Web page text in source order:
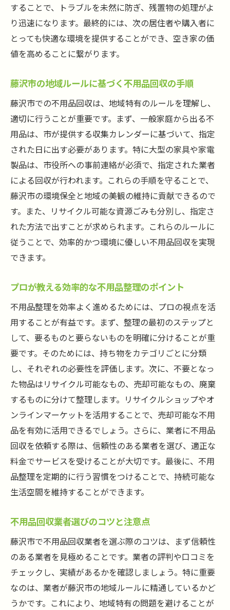
手際よく不用品を片付けるための準備
藤沢市特有の不用品回収サービスを理解す
る
不用品回収をより効率的にする計画
業者選びにおける藤沢市のポイント
不用品回収を通じて地域貢献する方法
片付け後の清掃と維持管理のコツ
藤沢市の地域ルールに従った不用品回収で快適
な生活空間を手に入れる
藤沢市の不用品回収ルールを詳しく解説
地域のルールを遵守するための注意点
快適な生活空間を作るためのステップ
不用品回収後のスペース活用法
地域ルールに基づく安全な不用品処理
で残置物問題を解決する
空き家売買で起こる残置物の問題とは
不用品回収で解決できる売買のトラブル
売買の成功を促進する不用品回収のポイン
ト
残置物の早期解決で得られるメリット
専門家が語る残置物問題の解消法
不用品回収を通じて売買の悩みを軽減する
効率的な不用品回収で藤沢市の空き家を整理し
ストレスフリーな生活を実現
効率的な不用品回収の始め方
ストレスフリーな生活を実現する片付け術
空き家を整理するためのステップバイステ
不用品回収後の快適な生活空間づくり
ストレスを軽減するための計画的な不用品
処理
藤沢市での成功事例を参考にした整理法
地域特有のルールを守りながら藤沢市での不用
品回収をプロの視点で考える
することで、トラブルを未然に防ぎ、残置物の処理がよ
り迅速になります。最終的には、次の居住者や購入者に
とっても快適な環境を提供することができ、空き家の価
値を高めることに繋がります。
藤沢市の地域ルールに基づく不用品回収の手順
藤沢市での不用品回収は、地域特有のルールを理解し、
適切に行うことが重要です。まず、一般家庭から出る不
用品は、市が提供する収集カレンダーに基づいて、指定
された日に出す必要があります。特に大型の家具や家電
製品は、市役所への事前連絡が必須で、指定された業者
による回収が行われます。これらの手順を守ることで、
藤沢市の環境保全と地域の美観の維持に貢献できるので
す。また、リサイクル可能な資源ごみも分別し、指定さ
れた方法で出すことが求められます。これらのルールに
従うことで、効率的かつ環境に優しい不用品回収を実現
できます。
プロが教える効率的な不用品整理のポイント
不用品整理を効率よく進めるためには、プロの視点を活
用することが有益です。まず、整理の最初のステップと
して、要るものと要らないものを明確に分けることが重
要です。そのためには、持ち物をカテゴリごとに分類
し、それぞれの必要性を評価します。次に、不要となっ
た物品はリサイクル可能なもの、売却可能なもの、廃棄
するものに分けて整理します。リサイクルショップやオ
ンラインマーケットを活用することで、売却可能な不用
品を有効に活用できるでしょう。さらに、業者に不用品
回収を依頼する際は、信頼性のある業者を選び、適正な
料金でサービスを受けることが大切です。最後に、不用
品整理を定期的に行う習慣をつけることで、持続可能な
生活空間を維持することができます。
不用品回収業者選びのコツと注意点
藤沢市で不用品回収業者を選ぶ際のコツは、まず信頼性
のある業者を見極めることです。業者の評判や口コミを
チェックし、実績があるかを確認しましょう。特に重要
なのは、業者が藤沢市の地域ルールに精通しているかど
うかです。これにより、地域特有の問題を避けることが